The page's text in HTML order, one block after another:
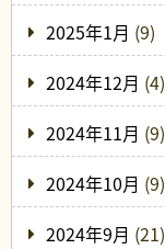
2025年1月 (9)
2024年12月 (4)
2024年11月 (9)
2024年10月 (9)
2024年9月 (21)